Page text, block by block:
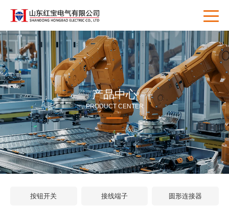
产品中心
PRODUCT CENTER
按钮开关 接线端子 圆形连接器